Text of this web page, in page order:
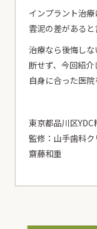
インプラント治
雲泥の差があると
治療なら後悔し
断せず、今回紹
自身に合った医院
東京都品川区
監修：山手歯科
齋藤和重